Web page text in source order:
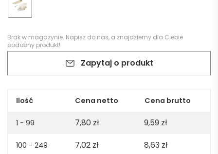
Brak w magazynie. Napisz do nas, a znajdziemy dla Ciebie
podobny produkt!
Zapytaj o produkt
Ilość Cena netto Cena brutto
1 - 99 7,80 zł 9,59 zł
100 - 249 7,02 zł 8,63 zł